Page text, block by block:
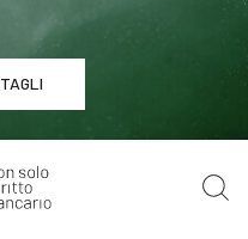
dei prodotti